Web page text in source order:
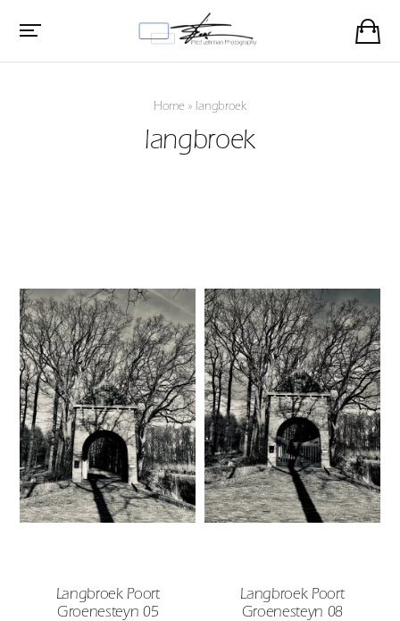
Home » langbroek
langbroek
Langbroek Poort
Groenesteyn 05
Langbroek Poort
Groenesteyn 08